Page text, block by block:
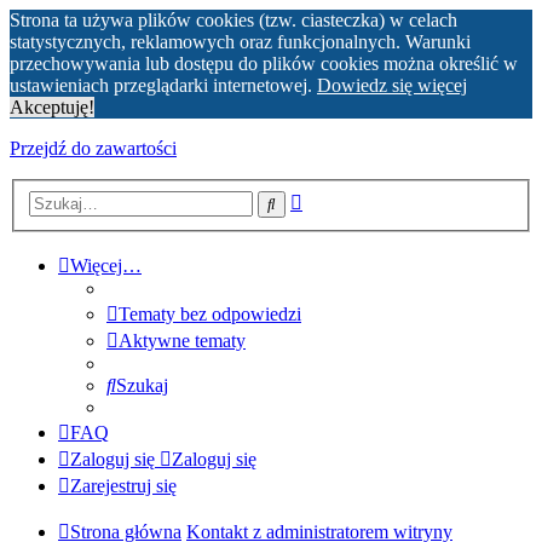
Strona ta używa plików cookies (tzw. ciasteczka) w celach
statystycznych, reklamowych oraz funkcjonalnych. Warunki
przechowywania lub dostępu do plików cookies można określić w
ustawieniach przeglądarki internetowej. Dowiedz się więcej
Akceptuję!
Przejdź do zawartości
Szukaj
Więcej…
Tematy bez odpowiedzi
Aktywne tematy
Szukaj
FAQ
Zaloguj się
Zaloguj się
Zarejestruj się
Strona główna Kontakt z administratorem witryny